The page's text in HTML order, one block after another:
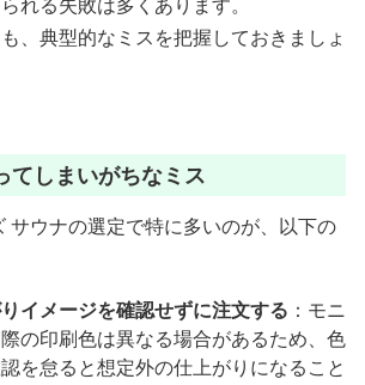
れる失敗は多くあります。
、典型的なミスを把握しておきましょ
てしまいがちなミス
サウナの選定で特に多いのが、以下の
イメージを確認せずに注文する ：モニ
の印刷色は異なる場合があるため、色
を怠ると想定外の仕上がりになること